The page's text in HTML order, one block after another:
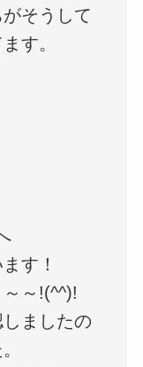
そうして
す。
す！
～!(^^)!
ましたの